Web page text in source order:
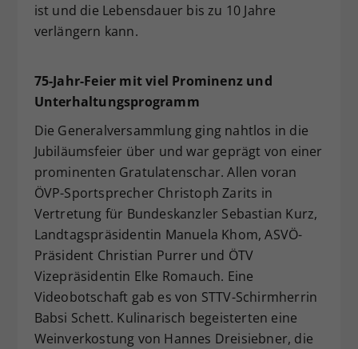
ist und die Lebensdauer bis zu 10 Jahre
verlängern kann.
75-Jahr-Feier mit viel Prominenz und
Unterhaltungsprogramm
Die Generalversammlung ging nahtlos in die
Jubiläumsfeier über und war geprägt von einer
prominenten Gratulatenschar. Allen voran
ÖVP-Sportsprecher Christoph Zarits in
Vertretung für Bundeskanzler Sebastian Kurz,
Landtagspräsidentin Manuela Khom, ASVÖ-
Präsident Christian Purrer und ÖTV
Vizepräsidentin Elke Romauch. Eine
Videobotschaft gab es von STTV-Schirmherrin
Babsi Schett. Kulinarisch begeisterten eine
Weinverkostung von Hannes Dreisiebner, die